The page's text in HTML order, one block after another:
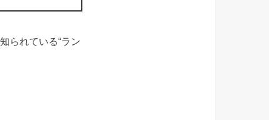
られている“ラン